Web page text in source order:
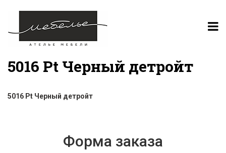
5016 Pt Черный детройт
5016 Pt Черный детройт
Форма заказа